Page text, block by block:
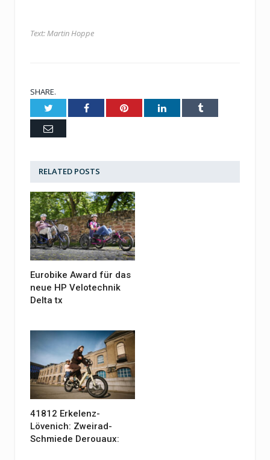
Text: Martin Hoppe
SHARE.
Twitter Facebook Pinterest LinkedIn Tumblr
Email
RELATED POSTS
Eurobike Award für das
neue HP Velotechnik
Delta tx
41812 Erkelenz-
Lövenich: Zweirad-
Schmiede Derouaux: